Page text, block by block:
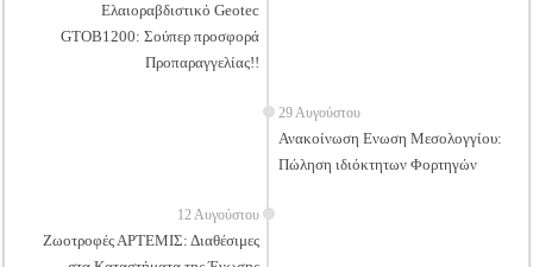
Ελαιοραβδιστικό Geotec
GTOB1200: Σούπερ προσφορά
Προπαραγγελίας!!
29 Αυγούστου
Ανακοίνωση Ενωση Μεσολογγίου:
Πώληση ιδιόκτητων Φορτηγών
12 Αυγούστου
Ζωοτροφές ΑΡΤΕΜΙΣ: Διαθέσιμες